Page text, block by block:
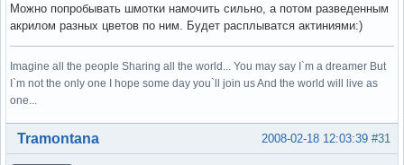
Можно попробывать шмотки намочить сильно, а потом разведенным
акрилом разных цветов по ним. Будет расплыватся актиниями:)
Imagine all the people Sharing all the world... You may say I`m a dreamer But
I`m not the only one I hope some day you`ll join us And the world will live as
one...
Вне форума #31
2008-02-18 12:03:39
Tramontana